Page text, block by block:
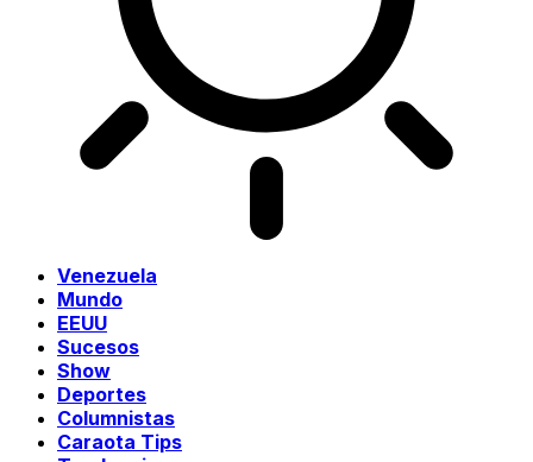
Venezuela
Mundo
EEUU
Sucesos
Show
Deportes
Columnistas
Caraota Tips